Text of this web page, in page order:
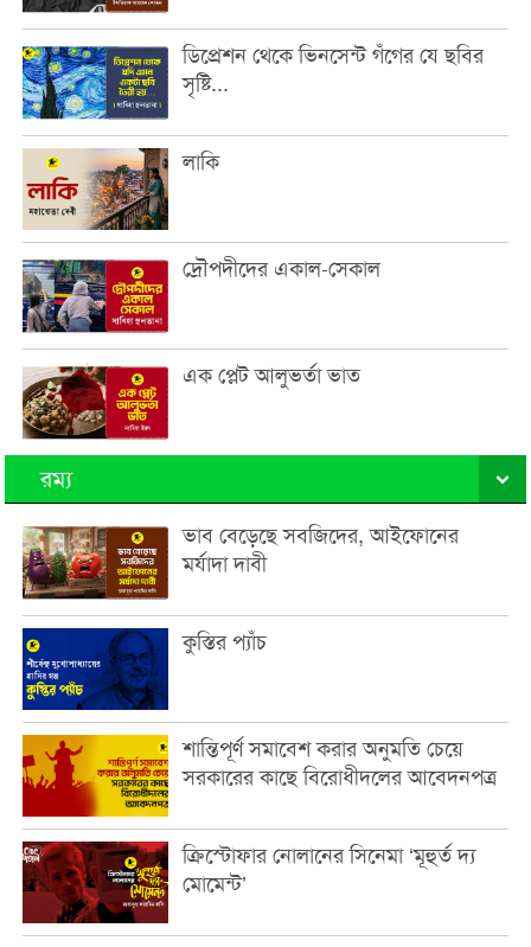
ডিপ্রেশন থেকে ভিনসেন্ট গঁগের যে ছবির
সৃষ্টি...
লাকি
দ্রৌপদীদের একাল-সেকাল
এক প্লেট আলুভর্তা ভাত
রম্য
ভাব বেড়েছে সবজিদের, আইফোনের
মর্যাদা দাবী
কুস্তির প্যাঁচ
শান্তিপূর্ণ সমাবেশ করার অনুমতি চেয়ে
সরকারের কাছে বিরোধীদলের আবেদনপত্র
ক্রিস্টোফার নোলানের সিনেমা ‘মূহুর্ত দ্য
মোমেন্ট’